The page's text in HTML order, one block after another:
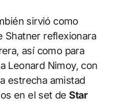
sirvió como
Shatner reflexionara
así como para
Leonard Nimoy, con
estrecha amistad
en el set de Star